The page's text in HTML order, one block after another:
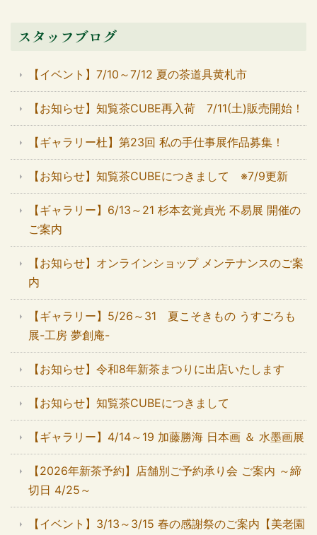
スタッフブログ
【イベント】7/10～7/12 夏の茶道具黄札市
【お知らせ】知覧茶CUBE再入荷 7/11(土)販売開始！
【ギャラリー杜】第23回 私の手仕事展作品募集！
【お知らせ】知覧茶CUBEにつきまして ※7/9更新
【ギャラリー】6/13～21 杉本玄覚貞光 不易展 開催の
ご案内
【お知らせ】オンラインショップ メンテナンスのご案
内
【ギャラリー】5/26～31 夏こそきもの うすごろも
展-工房 夢創庵-
【お知らせ】令和8年新茶まつりに出店いたします
【お知らせ】知覧茶CUBEにつきまして
【ギャラリー】4/14～19 加藤勝海 日本画 ＆ 水墨画展
【2026年新茶予約】店舗別ご予約承り会 ご案内 ～締
切日 4/25～
【イベント】3/13～3/15 春の感謝祭のご案内【美老園